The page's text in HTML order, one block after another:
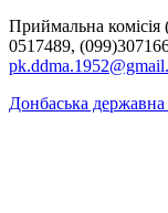
Приймальна
0517489,
Донбаська